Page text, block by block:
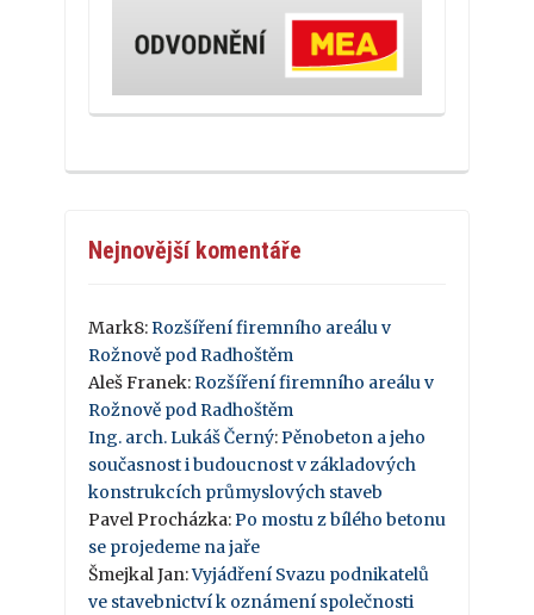
Nejnovější komentáře
Mark8:Rozšíření firemního areálu v
Rožnově pod Radhoštěm
Aleš Franek:Rozšíření firemního areálu v
Rožnově pod Radhoštěm
Ing. arch. Lukáš Černý:Pěnobeton a jeho
současnost i budoucnost v základových
konstrukcích průmyslových staveb
Pavel Procházka:Po mostu z bílého betonu
se projedeme na jaře
Šmejkal Jan:Vyjádření Svazu podnikatelů
ve stavebnictví k oznámení společnosti